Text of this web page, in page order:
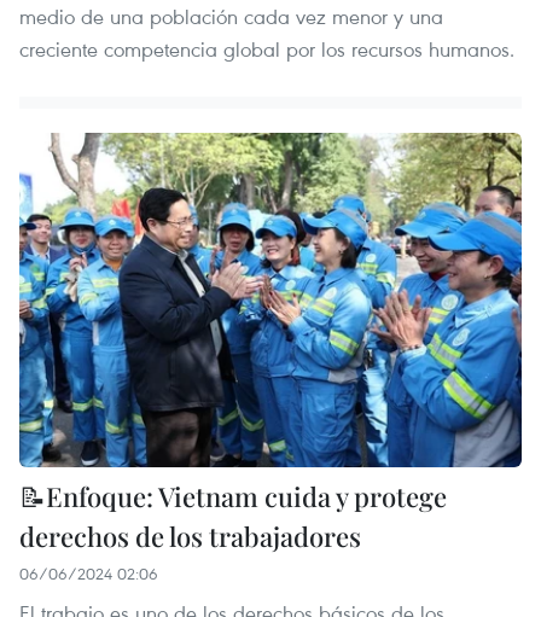
medio de una población cada vez menor y una
creciente competencia global por los recursos humanos.
📝Enfoque: Vietnam cuida y protege
derechos de los trabajadores
06/06/2024 02:06